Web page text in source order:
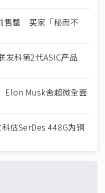
售罄 买家「秘而不
科第2代ASIC产品
Musk舍超微全面
估SerDes 448G为铜